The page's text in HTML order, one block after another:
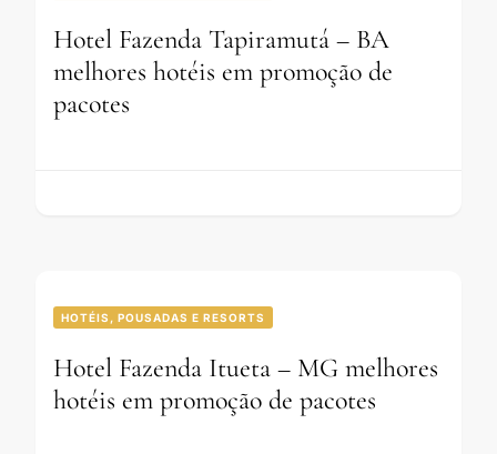
Hotel Fazenda Tapiramutá – BA
melhores hotéis em promoção de
pacotes
HOTÉIS, POUSADAS E RESORTS
Hotel Fazenda Itueta – MG melhores
hotéis em promoção de pacotes